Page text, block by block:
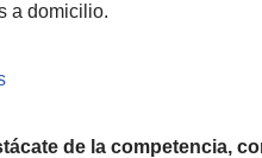
a domicilio.
de la competencia,